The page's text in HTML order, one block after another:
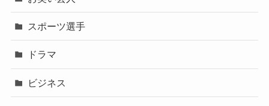
スポーツ選手
ドラマ
ビジネス